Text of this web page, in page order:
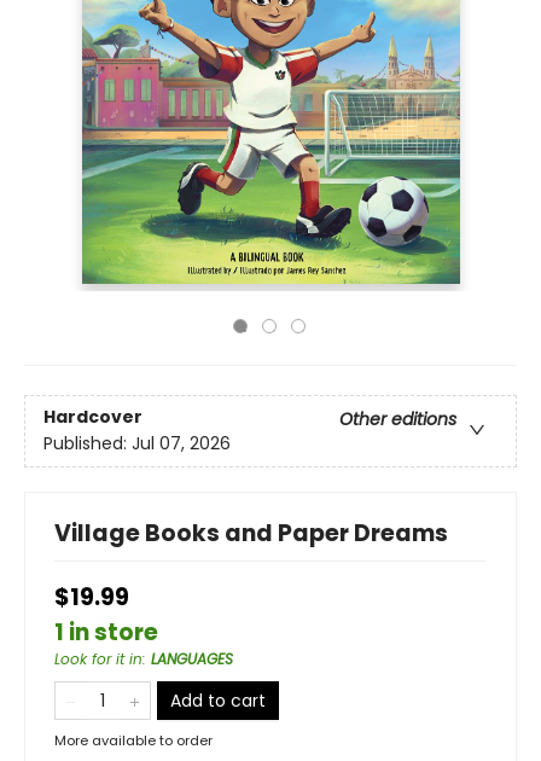
Hardcover
Other editions
Published: Jul 07, 2026
Village Books and Paper Dreams
$19.99
1 in store
Look for it in: LANGUAGES
Add to cart
More available to order